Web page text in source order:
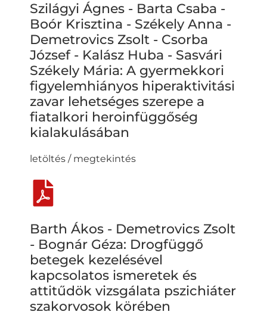
Szilágyi Ágnes - Barta Csaba -
Boór Krisztina - Székely Anna -
Demetrovics Zsolt - Csorba
József - Kalász Huba - Sasvári
Székely Mária: A gyermekkori
figyelemhiányos hiperaktivitási
zavar lehetséges szerepe a
fiatalkori heroinfüggőség
kialakulásában
letöltés / megtekintés
Barth Ákos - Demetrovics Zsolt
- Bognár Géza: Drogfüggő
betegek kezelésével
kapcsolatos ismeretek és
attitűdök vizsgálata pszichiáter
szakorvosok körében